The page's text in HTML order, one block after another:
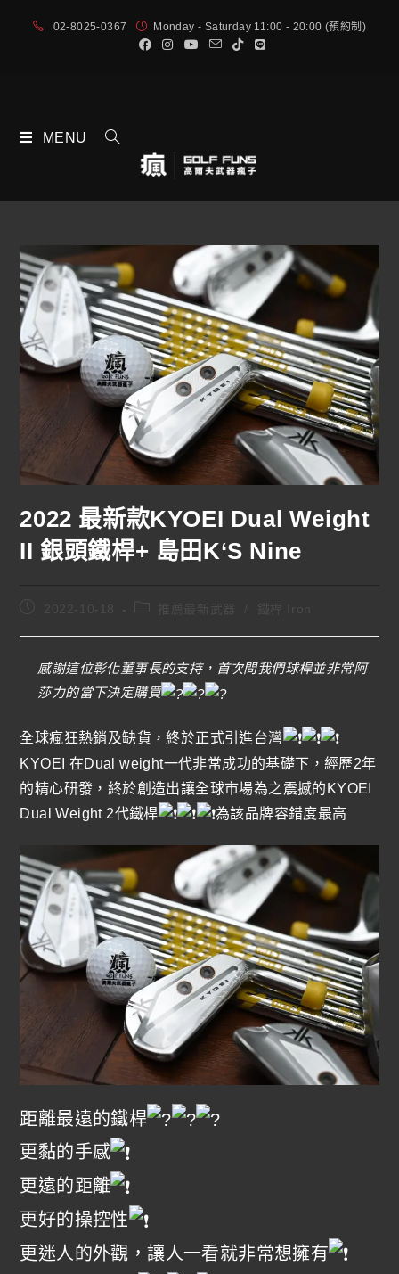
02-8025-0367 Monday - Saturday 11:00 - 20:00 (預約制)
MENU
2022 最新款KYOEI Dual Weight
II 銀頭鐵桿+ 島田K‘S Nine
鐵桿 Iron
感謝這位彰化董事長的支持，首次問我們球桿並非常阿
莎力的當下決定購買
全球瘋狂熱銷及缺貨，終於正式引進台灣
KYOEI 在Dual weight一代非常成功的基礎下，經歷2年
的精心研發，終於創造出讓全球市場為之震撼的KYOEI
Dual Weight 2代鐵桿
為該品牌容錯度最高
距離最遠的鐵桿
更黏的手感
更遠的距離
更好的操控性
更迷人的外觀，讓人一看就非常想擁有